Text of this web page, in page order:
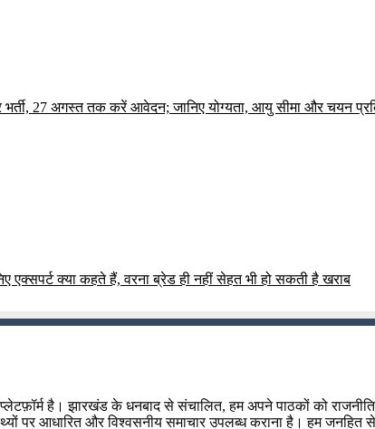
27 अगस्त तक करें आवेदन; जानिए योग्यता, आयु सीमा और चयन
एक्सपर्ट क्या कहते हैं, वरना ब्रेड ही नहीं सेहत भी हो सकती है खराब
है। झारखंड के धनबाद से संचालित, हम अपने पाठकों को
तथ्यों पर आधारित और विश्वसनीय समाचार उपलब्ध कराना है। हम